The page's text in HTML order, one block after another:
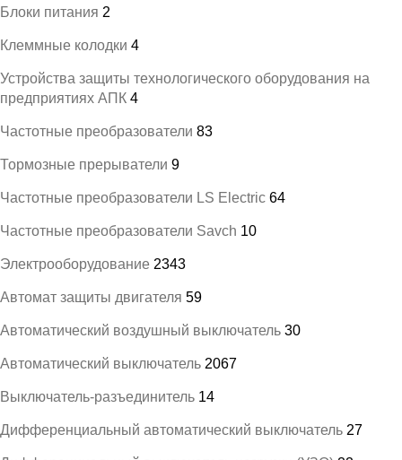
Блоки питания 2
Клеммные колодки 4
Устройства защиты технологического оборудования на
предприятиях АПК 4
Частотные преобразователи 83
Тормозные прерыватели 9
Частотные преобразователи LS Electric 64
Частотные преобразователи Savch 10
Электрооборудование 2343
Автомат защиты двигателя 59
Автоматический воздушный выключатель 30
Автоматический выключатель 2067
Выключатель-разъединитель 14
Дифференциальный автоматический выключатель 27